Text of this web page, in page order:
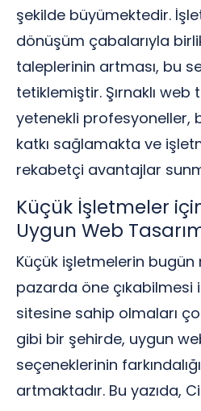
şekilde büyümektedir.
dönüşüm çabalarıyla
taleplerinin artması, bu
tetiklemiştir. Şırnaklı
yetenekli profesyoneller,
katkı sağlamakta ve
rekabetçi avantajlar
Küçük İşletmeler
Uygun Web
Küçük işletmelerin
pazarda öne çıkabilmesi
sitesine sahip olmaları
gibi bir şehirde, uygun
seçeneklerinin
artmaktadır. Bu yazıda,